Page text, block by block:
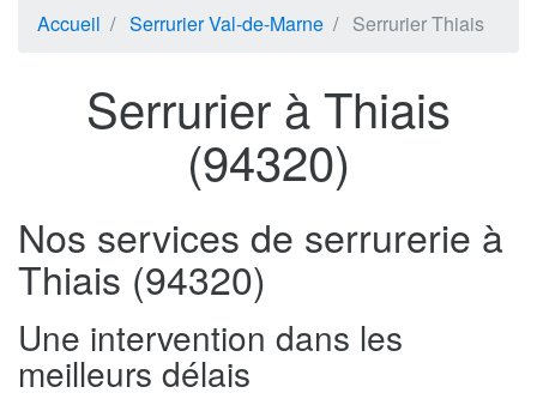
Accueil Serrurier Val-de-Marne Serrurier Thiais
Serrurier à Thiais
(94320)
Nos services de serrurerie à
Thiais (94320)
Une intervention dans les
meilleurs délais